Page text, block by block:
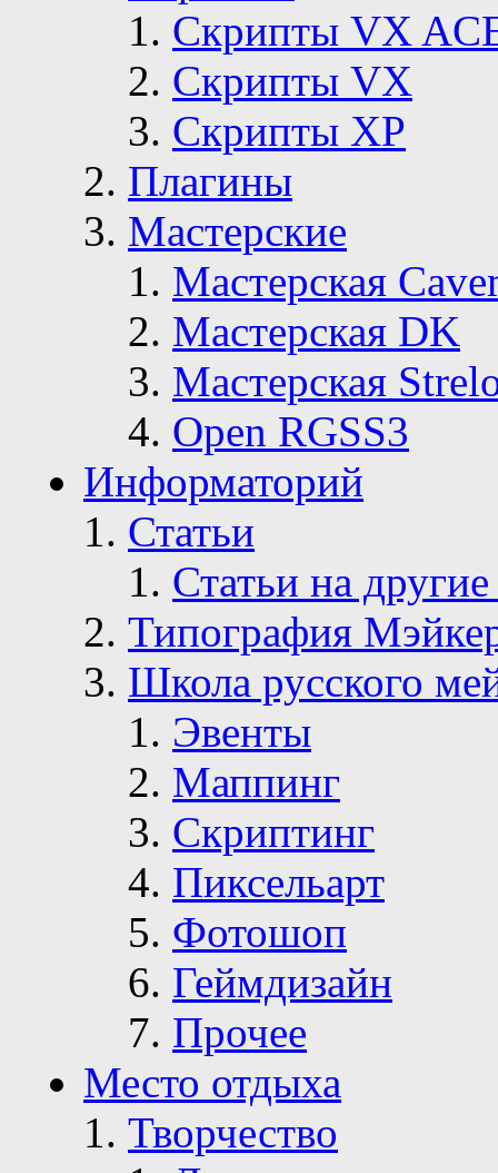
Скрипты VX
Скрипты VX
Скрипты ХР
Плагины
Мастерские
Мастерская
Мастерская DK
Мастерская
Open RGSS3
Информаторий
Статьи
Статьи на
Типография
Школа русского
Эвенты
Маппинг
Скриптинг
Пиксельарт
Фотошоп
Геймдизайн
Прочее
Место отдыха
Творчество